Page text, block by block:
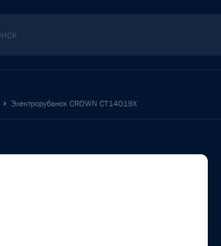
Электрорубанок CROWN CT14019X